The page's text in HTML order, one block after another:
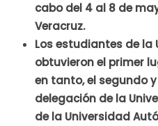
cabo del 4 al 8 de
Veracruz.
Los estudiantes de la
obtuvieron el primer
en tanto, el segundo
delegación de la
de la Universidad